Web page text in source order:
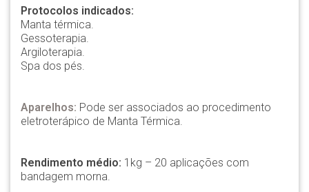
Protocolos indicados:
Manta térmica.
Gessoterapia.
Argiloterapia.
Spa dos pés.
Aparelhos: Pode ser associados ao procedimento
eletroterápico de Manta Térmica.
Rendimento médio: 1kg – 20 aplicações com
bandagem morna.